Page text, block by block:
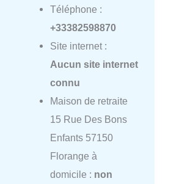
Téléphone :
+33382598870
Site internet :
Aucun site internet
connu
Maison de retraite
15 Rue Des Bons
Enfants 57150
Florange à
domicile : non